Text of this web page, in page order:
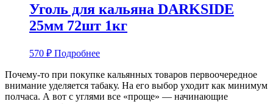
Уголь для кальяна DARKSIDE
25мм 72шт 1кг
570 ₽ Подробнее
Почему-то при покупке кальянных товаров первоочередное
внимание уделяется табаку. На его выбор уходит как минимум
полчаса. А вот с углями все «проще» — начинающие